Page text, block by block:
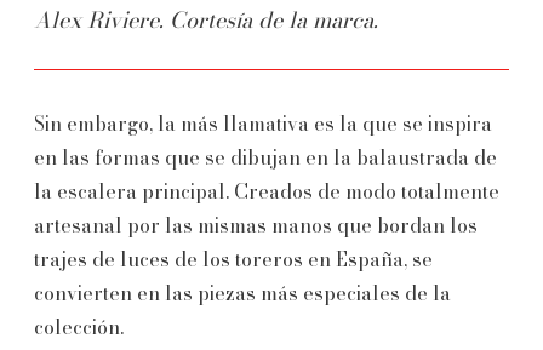
Alex Riviere. Cortesía de la marca.
Sin embargo, la más llamativa es la que se inspira
en las formas que se dibujan en la balaustrada de
la escalera principal. Creados de modo totalmente
artesanal por las mismas manos que bordan los
trajes de luces de los toreros en España, se
convierten en las piezas más especiales de la
colección.